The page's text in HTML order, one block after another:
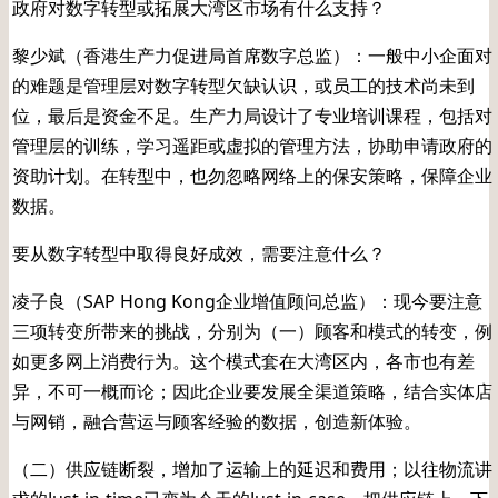
政府对数字转型或拓展大湾区市场有什么支持？
黎少斌（香港生产力促进局首席数字总监）：一般中小企面对
的难题是管理层对数字转型欠缺认识，或员工的技术尚未到
位，最后是资金不足。生产力局设计了专业培训课程，包括对
管理层的训练，学习遥距或虚拟的管理方法，协助申请政府的
资助计划。在转型中，也勿忽略网络上的保安策略，保障企业
数据。
要从数字转型中取得良好成效，需要注意什么？
凌子良（SAP Hong Kong企业增值顾问总监）：现今要注意
三项转变所带来的挑战，分别为（一）顾客和模式的转变，例
如更多网上消费行为。这个模式套在大湾区内，各市也有差
异，不可一概而论；因此企业要发展全渠道策略，结合实体店
与网销，融合营运与顾客经验的数据，创造新体验。
（二）供应链断裂，增加了运输上的延迟和费用；以往物流讲